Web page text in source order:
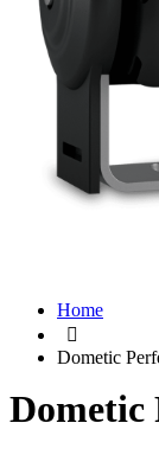
Home
Dometic
Dometic